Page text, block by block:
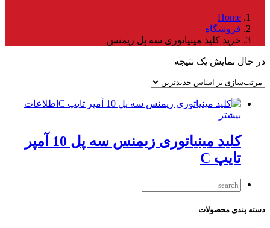
Home
فروشگاه
خرید کلید مینیاتوری سه پل زیمنس
در حال نمایش یک نتیجه
اطلاعات
بیشتر
کلید مینیاتوری زیمنس سه پل 10 آمپر
تایپ C
دسته بندی محصولات